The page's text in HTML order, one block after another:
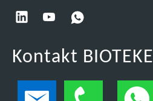
Kontakt BIOTEKE